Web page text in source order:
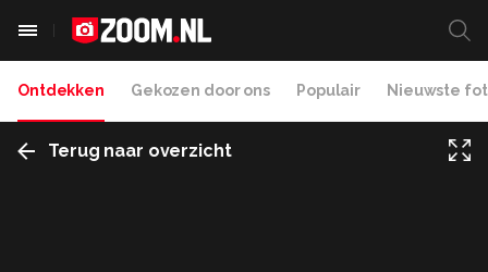
Ontdekken Gekozen door ons Populair Nieuwste
Terug naar overzicht